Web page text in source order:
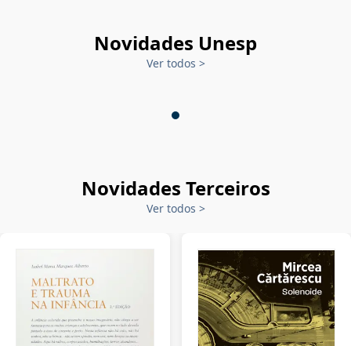
Novidades Unesp
Ver todos >
Novidades Terceiros
Ver todos >